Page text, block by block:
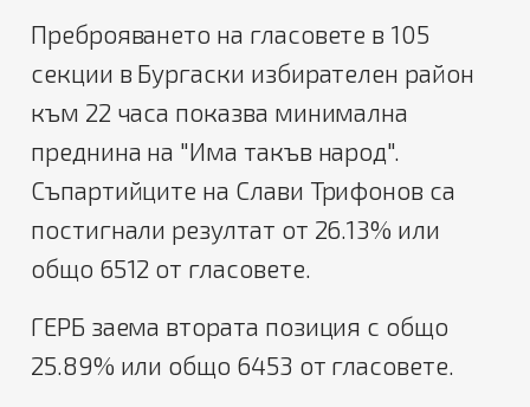
Преброяването на гласовете в 105
секции в Бургаски избирателен район
към 22 часа показва минимална
преднина на "Има такъв народ".
Съпартийците на Слави Трифонов са
постигнали резултат от 26.13% или
общо 6512 от гласовете.
ГЕРБ заема втората позиция с общо
25.89% или общо 6453 от гласовете.